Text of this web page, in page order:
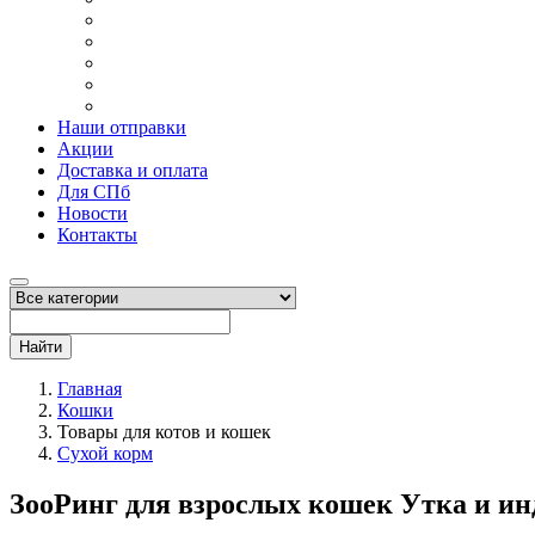
Наши отправки
Акции
Доставка и оплата
Для СПб
Новости
Контакты
Найти
Главная
Кошки
Товары для котов и кошек
Сухой корм
ЗооРинг для взрослых кошек Утка и